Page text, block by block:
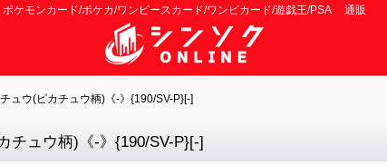
ポケモンカード/ポケカ/ワンピースカード/ワンピカード/遊戯王/PSA 通販
ュウ(ピカチュウ柄)《-》{190/SV-P}[-]
チュウ柄)《-》{190/SV-P}[-]